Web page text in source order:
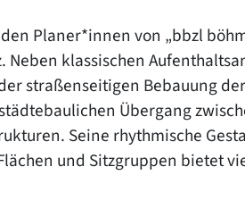
Planer*innen von „bbzl
klassischen
straßenseitigen Bebauung
Übergang
Seine rhythmische
und Sitzgruppen bietet